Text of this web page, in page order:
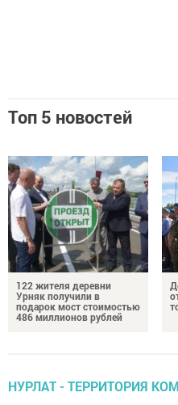
Топ 5 новостей
122 жителя деревни
Урняк получили в
подарок мост стоимостью
486 миллионов рублей
НУРЛАТ - ТЕРРИТОРИЯ